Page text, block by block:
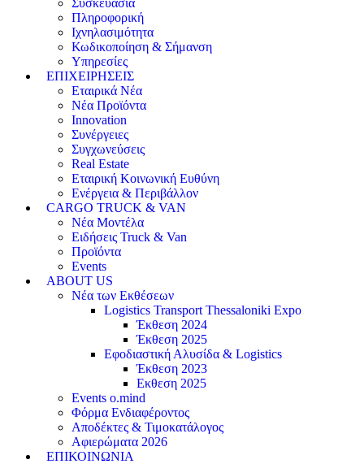
Συσκευασία
Πληροφορική
Ιχνηλασιμότητα
Κωδικοποίηση & Σήμανση
Υπηρεσίες
ΕΠΙΧΕΙΡΗΣΕΙΣ
Εταιρικά Νέα
Νέα Προϊόντα
Innovation
Συνέργειες
Συγχωνεύσεις
Real Estate
Εταιρική Κοινωνική Ευθύνη
Ενέργεια & Περιβάλλον
CARGO TRUCK & VAN
Νέα Μοντέλα
Ειδήσεις Truck & Van
Προϊόντα
Events
ABOUT US
Νέα των Εκθέσεων
Logistics Transport Thessaloniki Expo
Έκθεση 2024
Έκθεση 2025
Εφοδιαστική Αλυσίδα & Logistics
Έκθεση 2023
Εκθεση 2025
Events o.mind
Φόρμα Ενδιαφέροντος
Αποδέκτες & Τιμοκατάλογος
Αφιερώματα 2026
ΕΠΙΚΟΙΝΩΝΙΑ